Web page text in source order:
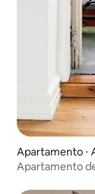
Apartamento ⋅
Apartamento